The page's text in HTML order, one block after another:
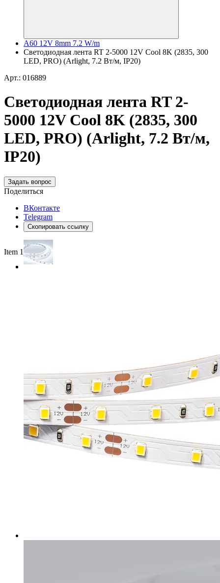
A60 12V 8mm 7.2 W/m
Светодиодная лента RT 2-5000 12V Cool 8K (2835, 300
LED, PRO) (Arlight, 7.2 Вт/м, IP20)
Арт.: 016889
Светодиодная лента RT 2-
5000 12V Cool 8K (2835, 300
LED, PRO) (Arlight, 7.2 Вт/м,
IP20)
Задать вопрос
Поделиться
ВКонтакте
Telegram
Скопировать ссылку
Item 1 of 4